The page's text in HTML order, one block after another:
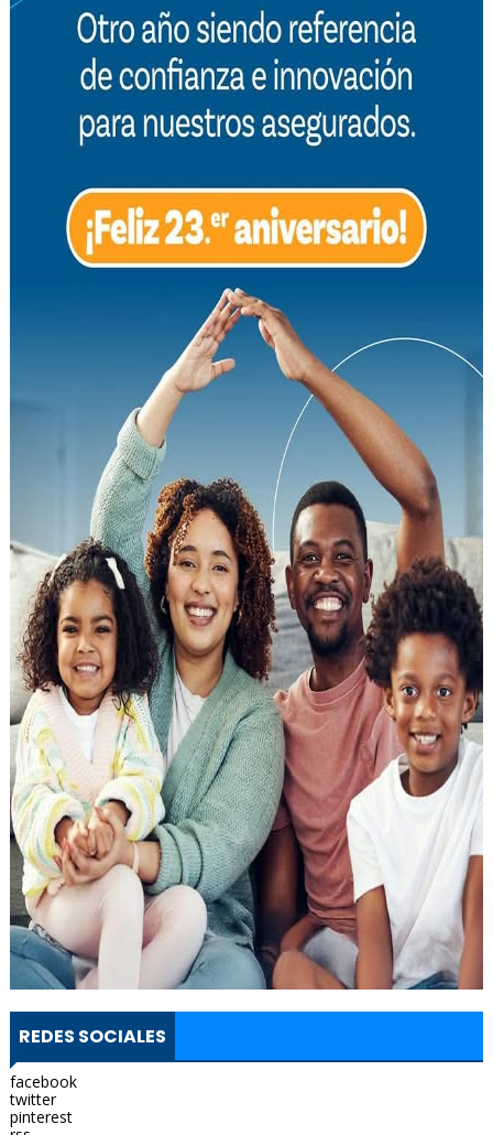
REDES SOCIALES
facebook
twitter
pinterest